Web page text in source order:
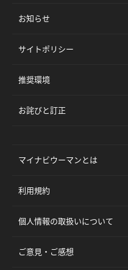
お知らせ
サイトポリシー
推奨環境
お詫びと訂正
マイナビウーマンとは
利用規約
個人情報の取扱いについて
ご意見・ご感想